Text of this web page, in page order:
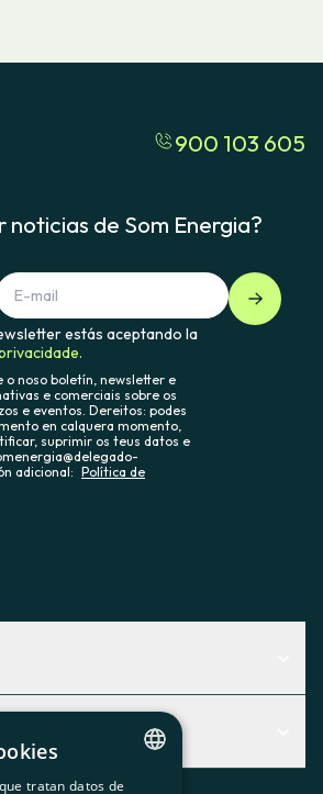
900 103 605
noticias de Som Energia?
estás aceptando la
o noso boletín, newsletter e
e comerciais sobre os
e eventos. Dereitos: podes
en calquera momento,
suprimir os teus datos e
adicional: Política de
te encaja mejor
tratan datos de